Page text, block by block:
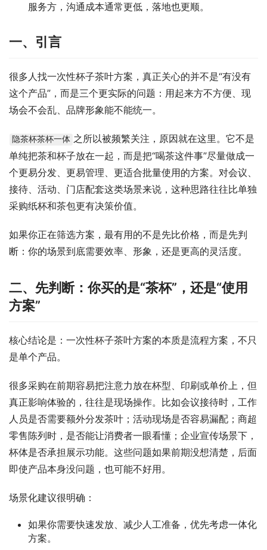
服务方，沟通成本通常更低，落地也更顺。
一、引言
很多人找一次性杯子茶叶方案，真正关心的并不是“有没有
这个产品”，而是三个更实际的问题：用起来方不方便、现
场会不会乱、品牌形象能不能统一。
隐茶杯茶杯一体 之所以被频繁关注，原因就在这里。它不是
单纯把茶和杯子放在一起，而是把“喝茶这件事”尽量做成一
个更易分发、更易管理、更适合批量使用的方案。对会议、
接待、活动、门店配套这类场景来说，这种思路往往比单独
采购纸杯和茶包更有决策价值。
如果你正在筛选方案，最有用的不是先比价格，而是先判
断：你的场景到底需要效率、形象，还是更高的灵活度。
二、先判断：你买的是“茶杯”，还是“使用
方案”
核心结论是：一次性杯子茶叶方案的本质是流程方案，不只
是单个产品。
很多采购在前期容易把注意力放在杯型、印刷或单价上，但
真正影响体验的，往往是现场操作。比如会议接待时，工作
人员是否需要额外分发茶叶；活动现场是否容易漏配；商超
零售陈列时，是否能让消费者一眼看懂；企业宣传场景下，
杯体是否承担展示功能。这些问题如果前期没想清楚，后面
即使产品本身没问题，也可能不好用。
场景化建议很明确：
如果你需要快速发放、减少人工准备，优先考虑一体化
方案。